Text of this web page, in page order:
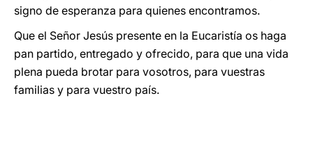
signo de esperanza para quienes encontramos.
Que el Señor Jesús presente en la Eucaristía os haga
pan partido, entregado y ofrecido, para que una vida
plena pueda brotar para vosotros, para vuestras
familias y para vuestro país.